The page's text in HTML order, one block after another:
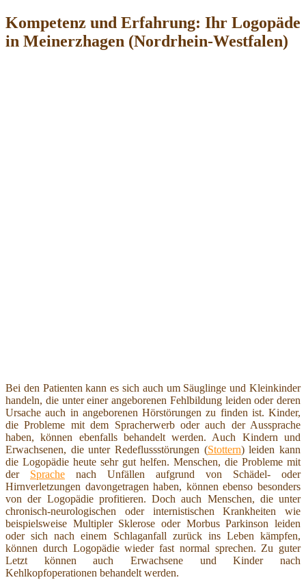
Kompetenz und Erfahrung: Ihr Logopäde
in Meinerzhagen (Nordrhein-Westfalen)
Bei den Patienten kann es sich auch um Säuglinge und Kleinkinder
handeln, die unter einer angeborenen Fehlbildung leiden oder deren
Ursache auch in angeborenen Hörstörungen zu finden ist. Kinder,
die Probleme mit dem Spracherwerb oder auch der Aussprache
haben, können ebenfalls behandelt werden. Auch Kindern und
Erwachsenen, die unter Redeflussstörungen (Stottern) leiden kann
die Logopädie heute sehr gut helfen. Menschen, die Probleme mit
der Sprache nach Unfällen aufgrund von Schädel- oder
Hirnverletzungen davongetragen haben, können ebenso besonders
von der Logopädie profitieren. Doch auch Menschen, die unter
chronisch-neurologischen oder internistischen Krankheiten wie
beispielsweise Multipler Sklerose oder Morbus Parkinson leiden
oder sich nach einem Schlaganfall zurück ins Leben kämpfen,
können durch Logopädie wieder fast normal sprechen. Zu guter
Letzt können auch Erwachsene und Kinder nach
Kehlkopfoperationen behandelt werden.